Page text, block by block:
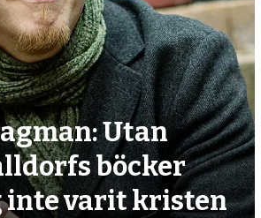
Utan
böcker
inte varit kristen